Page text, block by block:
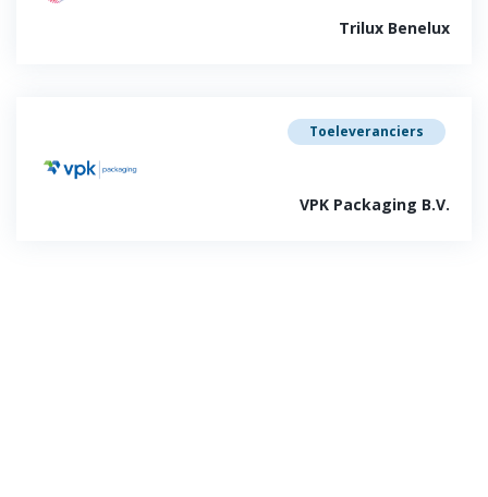
Trilux Benelux
Toeleveranciers
VPK Packaging B.V.